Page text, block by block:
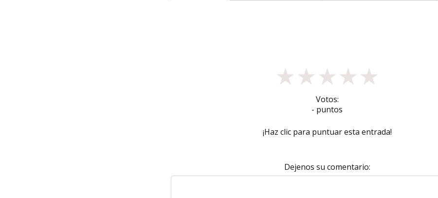
★★★★★
Votos:
- puntos
¡Haz clic para puntuar esta entrada!
Dejenos su comentario: